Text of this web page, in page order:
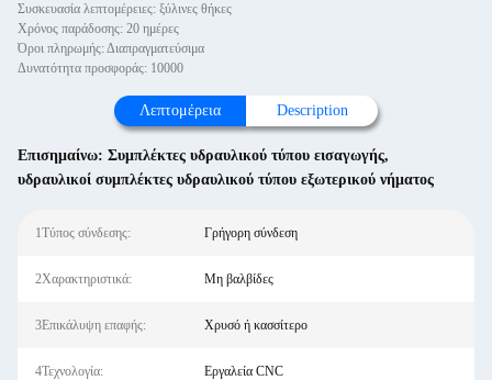
Συσκευασία λεπτομέρειες: ξύλινες θήκες
Χρόνος παράδοσης: 20 ημέρες
Όροι πληρωμής: Διαπραγματεύσιμα
Δυνατότητα προσφοράς: 10000
Λεπτομέρεια Description
Επισημαίνω: Συμπλέκτες υδραυλικού τύπου εισαγωγής,
υδραυλικοί συμπλέκτες υδραυλικού τύπου εξωτερικού νήματος
1Τύπος σύνδεσης: Γρήγορη σύνδεση
2Χαρακτηριστικά: Μη βαλβίδες
3Επικάλυψη επαφής: Χρυσό ή κασσίτερο
4Τεχνολογία: Εργαλεία CNC